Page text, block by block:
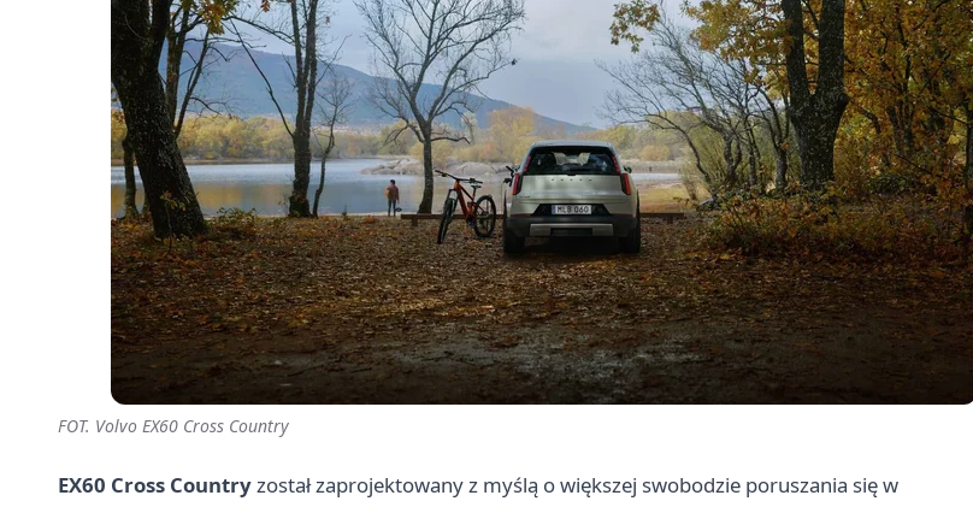
FOT. Volvo EX60 Cross Country
EX60 Cross Countryzostał zaprojektowany z myślą o większej swobodzie poruszania się w